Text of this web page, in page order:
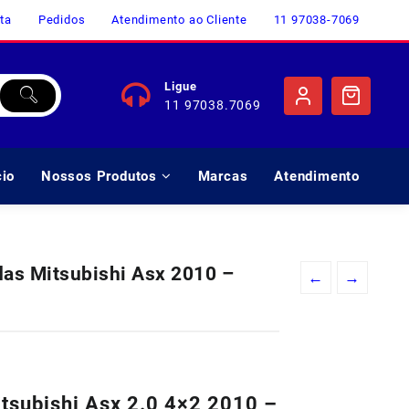
Pedidos Atendimento ao Cliente 11 97038-7069
Ligue
11 97038.7069
Nossos Produtos Marcas Atendimento
← →
Mitsubishi Asx 2010 –
Asx 2.0 4×2 2010 –